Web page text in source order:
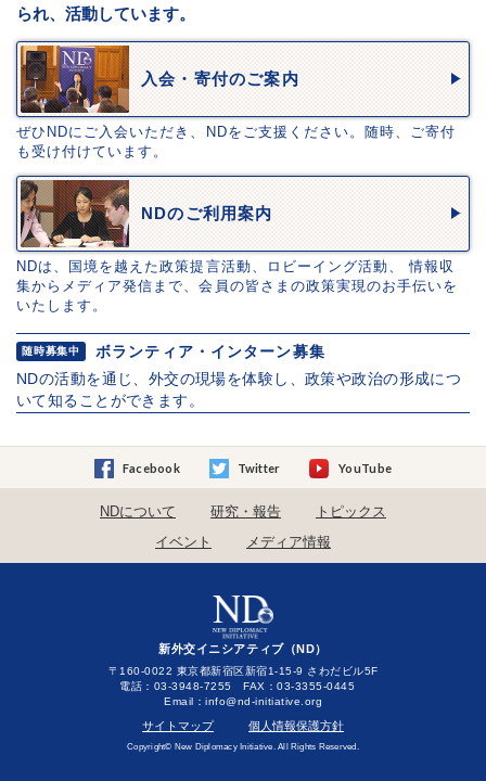
られ、活動しています。
入会・寄付のご案内
ぜひNDにご入会いただき、NDをご支援ください。随時、ご寄付
も受け付けています。
NDのご利用案内
NDは、国境を越えた政策提言活動、ロビーイング活動、 情報収
集からメディア発信まで、会員の皆さまの政策実現のお手伝いを
いたします。
随時募集中
ボランティア・インターン募集
NDの活動を通じ、外交の現場を体験し、政策や政治の形成につ
いて知ることができます。
Facebook Twitter YouTube
NDについて 研究・報告
トピックス
イベント
メディア情報
新外交イニシアティブ（ND）
〒160-0022 東京都新宿区新宿1-15-9 さわだビル5F
電話：03-3948-7255 FAX：03-3355-0445
Email：
サイトマップ 個人情報保護方針
Copyright© New Diplomacy Initiative. All Rights Reserved.